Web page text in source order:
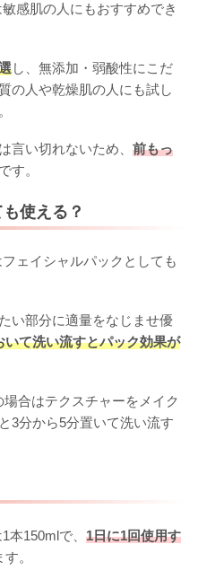
感肌の人にもおすすめでき
し、無添加・弱酸性にこだ
の人や乾燥肌の人にも試し
言い切れないため、 前もっ
す。
使える？
ェイシャルパックとしても
い部分に適量をなじませ優
いて洗い流すとパック効果が
合はテクスチャーをメイク
3分から5分置いて洗い流す
150mlで、 1日に1回使用す
。